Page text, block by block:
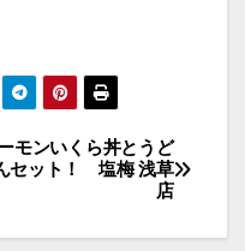
モンいくら丼とうど
セット！ 塩梅 浅草
店